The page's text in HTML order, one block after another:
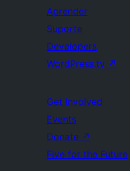
Aprender
Suporte
Developers
WordPress.tv ↗
Get Involved
Events
Donate ↗
Five for the Future